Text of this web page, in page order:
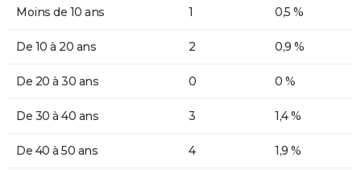
Moins de 10 ans 1 0,5 %
De 10 à 20 ans 2 0,9 %
De 20 à 30 ans 0 0 %
De 30 à 40 ans 3 1,4 %
De 40 à 50 ans 4 1,9 %